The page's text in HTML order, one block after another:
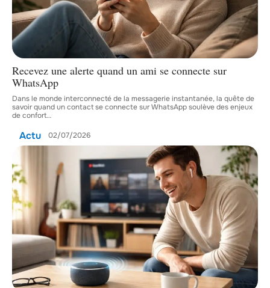
Recevez une alerte quand un ami se connecte sur
WhatsApp
Dans le monde interconnecté de la messagerie instantanée, la quête de
savoir quand un contact se connecte sur WhatsApp soulève des enjeux
de confort…
Actu 02/07/2026